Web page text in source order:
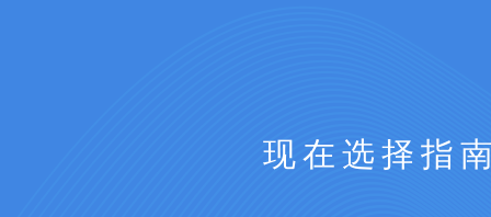
现在选择指